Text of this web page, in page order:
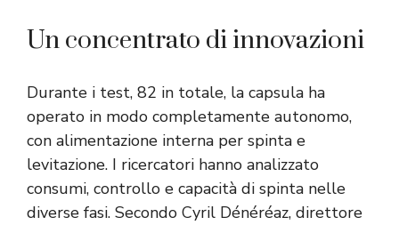
Un concentrato di innovazioni
Durante i test, 82 in totale, la capsula ha
operato in modo completamente autonomo,
con alimentazione interna per spinta e
levitazione. I ricercatori hanno analizzato
consumi, controllo e capacità di spinta nelle
diverse fasi. Secondo Cyril Dénéréaz, direttore